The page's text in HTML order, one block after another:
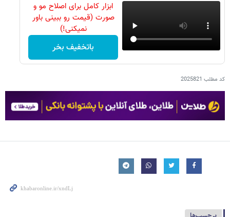
ابزار کامل برای اصلاح مو و
صورت (قیمت رو ببینی باور
نمیکنی!)
باتخفیف بخر
کد مطلب 2025821